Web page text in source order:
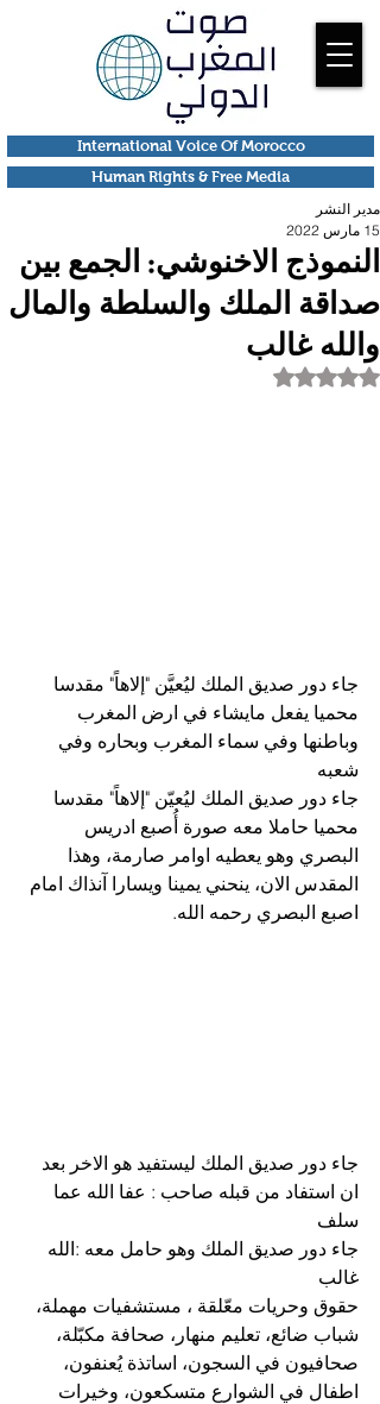
Human Rights & Free Media
International Voice Of Morocco
النموذج الاخنوشي: الجمع بين
صداقة الملك والسلطة والمال
والله غالب
مدير النشر
15 مارس 2022
تم التقييم بـ ليس رقمًا من أصل 5 نجوم.
جاء دور صديق الملك ليُعيَّن "إلاهاً" مقدسا
محميا يفعل مايشاء في ارض المغرب
وباطنها وفي سماء المغرب وبحاره وفي
شعبه
جاء دور صديق الملك ليُعيّن "إلاهاً" مقدسا
محميا حاملا معه صورة أُصبع ادريس
البصري وهو يعطيه اوامر صارمة، وهذا
المقدس الان، ينحني يمينا ويسارا آنذاك امام
اصبع البصري رحمه الله.
جاء دور صديق الملك ليستفيد هو الاخر بعد
ان استفاد من قبله صاحب : عفا الله عما
سلف
جاء دور صديق الملك وهو حامل معه :الله
غالب
حقوق وحريات معّلقة ، مستشفيات مهملة،
شباب ضائع، تعليم منهار، صحافة مكبّلة،
صحافيون في السجون، اساتذة يُعنفون،
اطفال في الشوارع متسكعون، وخيرات